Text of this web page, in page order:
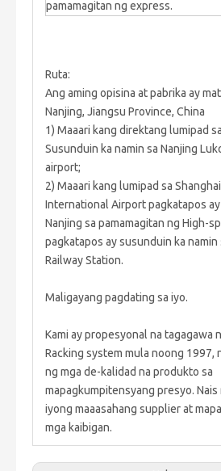
pamamagitan ng express.
Ruta:
Ang aming opisina at pabrika ay
Nanjing, Jiangsu Province, China
1) Maaari kang direktang lumipad
Susunduin ka namin sa Nanjing
airport;
2) Maaari kang lumipad sa
International Airport pagkatapos
Nanjing sa pamamagitan ng High-
pagkatapos ay susunduin ka namin
Railway Station.
Maligayang pagdating sa iyo.
Kami ay propesyonal na tagagawa
Racking system mula noong 1997,
ng mga de-kalidad na produkto sa
mapagkumpitensyang presyo. Nais
iyong maaasahang supplier at
mga kaibigan.